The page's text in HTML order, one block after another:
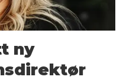
ny